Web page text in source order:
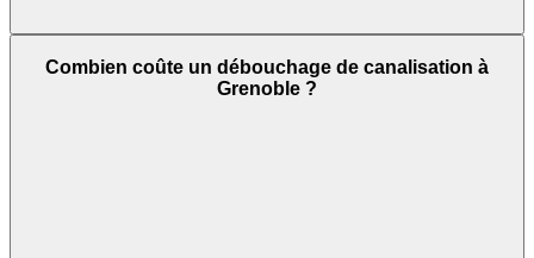
Combien coûte un débouchage de canalisation à
Grenoble ?